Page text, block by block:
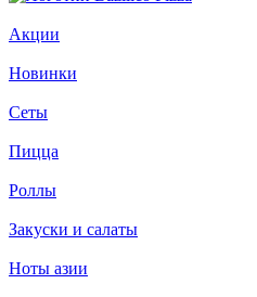
Акции
Новинки
Сеты
Пицца
Роллы
Закуски и салаты
Ноты азии